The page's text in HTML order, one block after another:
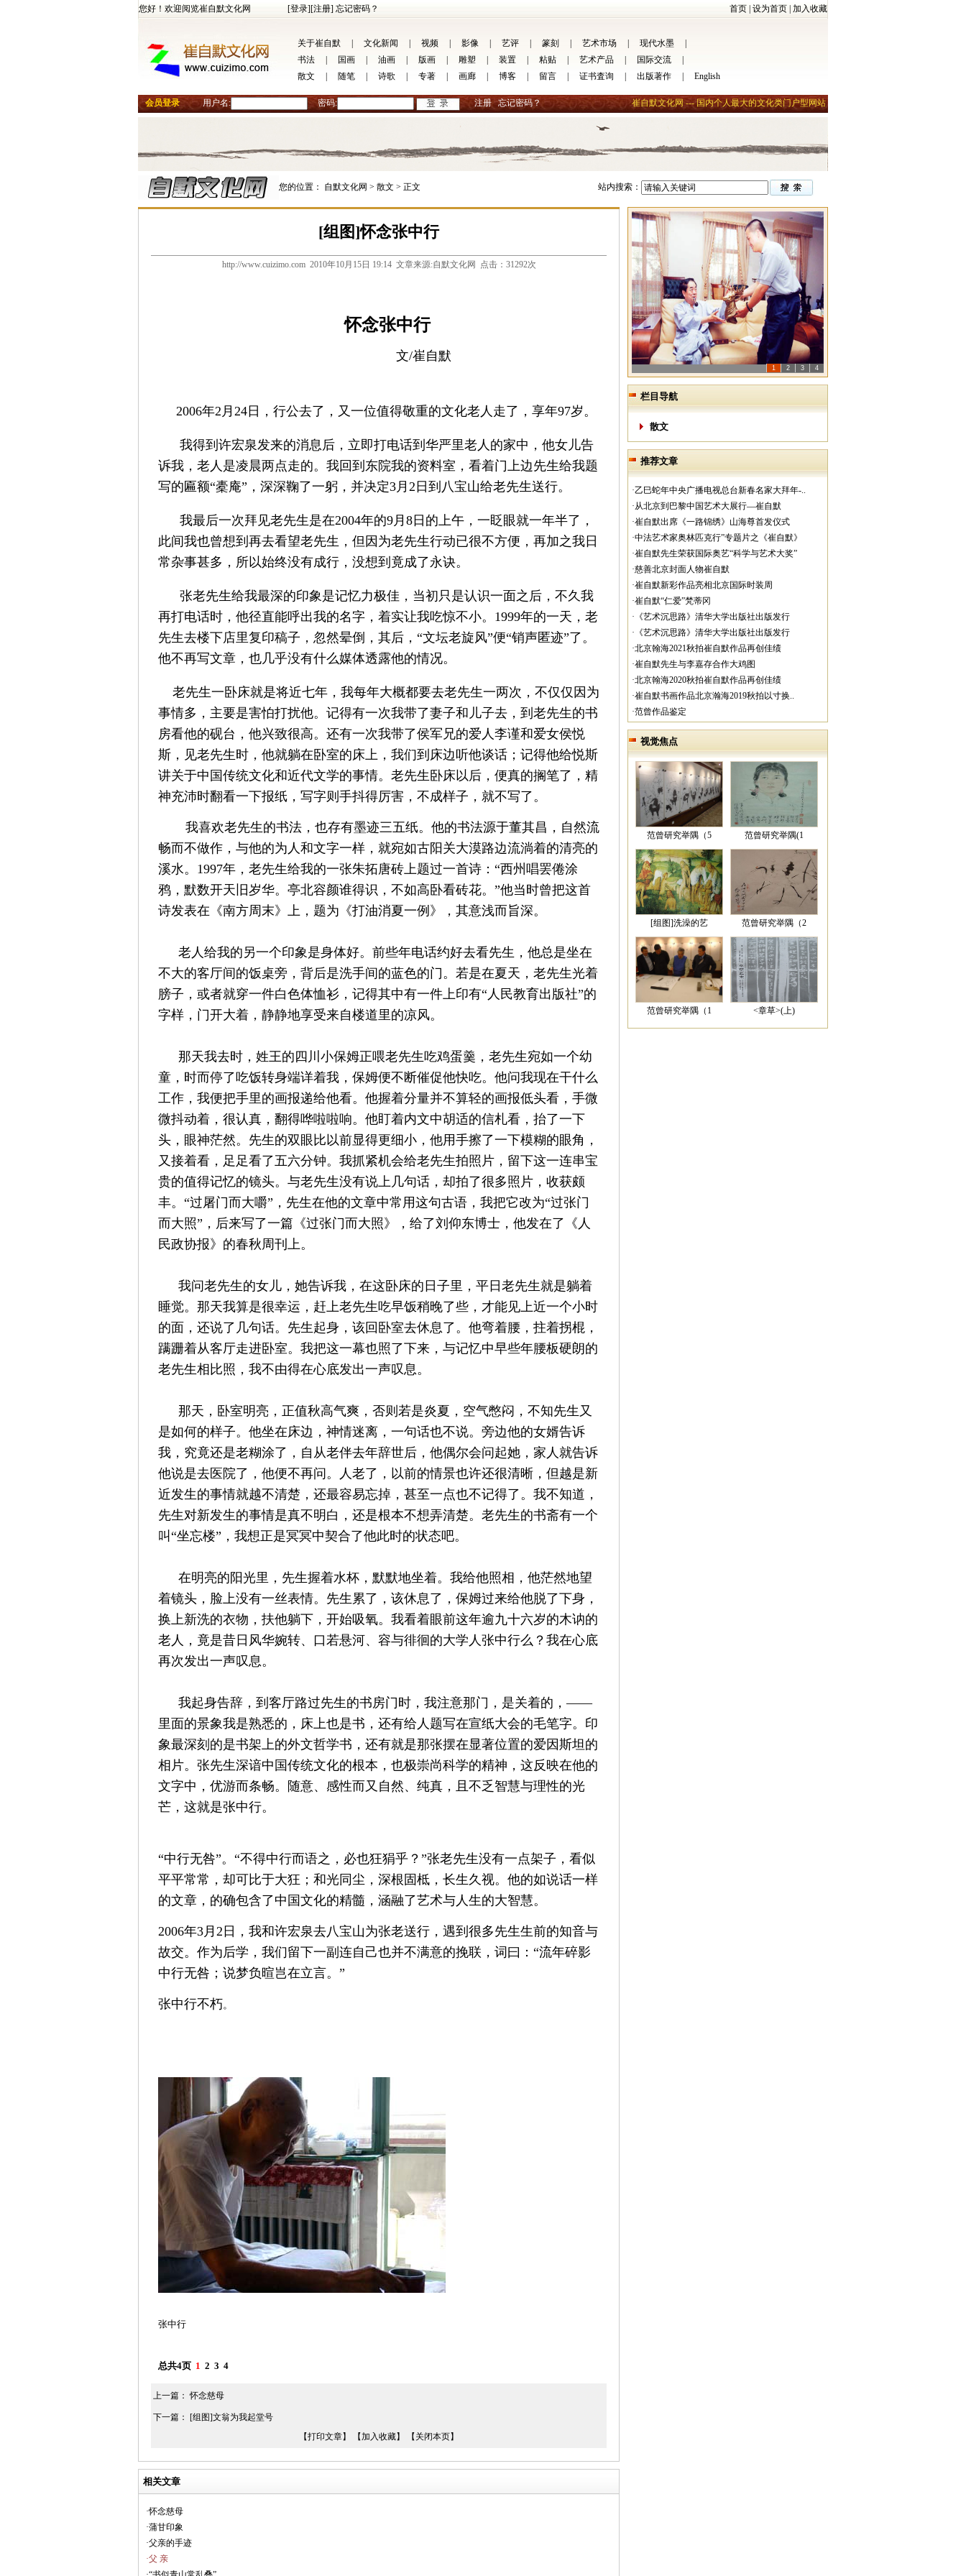
您好！欢迎阅览崔自默文化网 [登录][注册] 忘记密码？ 首页 设为首页 加入收藏
关于崔自默 文化新闻 视频 影像 艺评 篆刻 艺术市场 现代水墨
书法
国画 油画 版画 雕塑 装置 粘贴 艺术产品 国际交流
散文
随笔 诗歌 专著 画廊 博客 留言 证书査询 出版著作 English
会员登录 用户名: 密码: 注册 忘记密码？ 崔自默文化网 --- 国内个人最大的文化类门户型网站
您的位置： 自默文化网 > 散文 > 正文 站内搜索：
[组图]怀念张中行
http://www.cuizimo.com 2010年10月15日 19:14 文章来源:自默文化网 点击：31292次
怀念张中行
文/崔自默
2006年2月24日，行公去了，又一位值得敬重的文化老人走了，享年97岁。
我得到许宏泉发来的消息后，立即打电话到华严里老人的家中，他女儿告
诉我，老人是凌晨两点走的。我回到东院我的资料室，看着门上边先生给我题
写的匾额“橐庵”，深深鞠了一躬，并决定3月2日到八宝山给老先生送行。
我最后一次拜见老先生是在2004年的9月8日的上午，一眨眼就一年半了，
此间我也曾想到再去看望老先生，但因为老先生行动已很不方便，再加之我日
常杂事甚多，所以始终没有成行，没想到竟成了永诀。
张老先生给我最深的印象是记忆力极佳，当初只是认识一面之后，不久我
再打电话时，他径直能呼出我的名字，着实让我吃惊不小。1999年的一天，老
先生去楼下店里复印稿子，忽然晕倒，其后，“文坛老旋风”便“销声匿迹”了。
他不再写文章，也几乎没有什么媒体透露他的情况。
老先生一卧床就是将近七年，我每年大概都要去老先生一两次，不仅仅因为
事情多，主要是害怕打扰他。记得有一次我带了妻子和儿子去，到老先生的书
房看他的砚台，他兴致很高。还有一次我带了侯军兄的爱人李谨和爱女侯悦
斯，见老先生时，他就躺在卧室的床上，我们到床边听他谈话；记得他给悦斯
讲关于中国传统文化和近代文学的事情。老先生卧床以后，便真的搁笔了，精
神充沛时翻看一下报纸，写字则手抖得厉害，不成样子，就不写了。
我喜欢老先生的书法，也存有墨迹三五纸。他的书法源于董其昌，自然流
畅而不做作，与他的为人和文字一样，就宛如古阳关大漠路边流淌着的清亮的
溪水。1997年，老先生给我的一张朱拓唐砖上题过一首诗：“西州唱罢倦涂
鸦，默数开天旧岁华。亭北容颜谁得识，不如高卧看砖花。”他当时曾把这首
诗发表在《南方周末》上，题为《打油消夏一例》，其意浅而旨深。
老人给我的另一个印象是身体好。前些年电话约好去看先生，他总是坐在
不大的客厅间的饭桌旁，背后是洗手间的蓝色的门。若是在夏天，老先生光着
膀子，或者就穿一件白色体恤衫，记得其中有一件上印有“人民教育出版社”的
字样，门开大着，静静地享受来自楼道里的凉风。
那天我去时，姓王的四川小保姆正喂老先生吃鸡蛋羹，老先生宛如一个幼
童，时而停了吃饭转身端详着我，保姆便不断催促他快吃。他问我现在干什么
工作，我便把手里的画报递给他看。他握着分量并不算轻的画报低头看，手微
微抖动着，很认真，翻得哗啦啦响。他盯着内文中胡适的信札看，抬了一下
头，眼神茫然。先生的双眼比以前显得更细小，他用手擦了一下模糊的眼角，
又接着看，足足看了五六分钟。我抓紧机会给老先生拍照片，留下这一连串宝
贵的值得记忆的镜头。与老先生没有说上几句话，却拍了很多照片，收获颇
丰。“过屠门而大嚼”，先生在他的文章中常用这句古语，我把它改为“过张门
而大照”，后来写了一篇《过张门而大照》，给了刘仰东博士，他发在了《人
民政协报》的春秋周刊上。
我问老先生的女儿，她告诉我，在这卧床的日子里，平日老先生就是躺着
睡觉。那天我算是很幸运，赶上老先生吃早饭稍晚了些，才能见上近一个小时
的面，还说了几句话。先生起身，该回卧室去休息了。他弯着腰，拄着拐棍，
蹒跚着从客厅走进卧室。我把这一幕也照了下来，与记忆中早些年腰板硬朗的
老先生相比照，我不由得在心底发出一声叹息。
那天，卧室明亮，正值秋高气爽，否则若是炎夏，空气憋闷，不知先生又
是如何的样子。他坐在床边，神情迷离，一句话也不说。旁边他的女婿告诉
我，究竟还是老糊涂了，自从老伴去年辞世后，他偶尔会问起她，家人就告诉
他说是去医院了，他便不再问。人老了，以前的情景也许还很清晰，但越是新
近发生的事情就越不清楚，还最容易忘掉，甚至一点也不记得了。我不知道，
先生对新发生的事情是真不明白，还是根本不想弄清楚。老先生的书斋有一个
叫“坐忘楼”，我想正是冥冥中契合了他此时的状态吧。
在明亮的阳光里，先生握着水杯，默默地坐着。我给他照相，他茫然地望
着镜头，脸上没有一丝表情。先生累了，该休息了，保姆过来给他脱了下身，
换上新洗的衣物，扶他躺下，开始吸氧。我看着眼前这年逾九十六岁的木讷的
老人，竟是昔日风华婉转、口若悬河、容与徘徊的大学人张中行么？我在心底
再次发出一声叹息。
我起身告辞，到客厅路过先生的书房门时，我注意那门，是关着的，——
里面的景象我是熟悉的，床上也是书，还有给人题写在宣纸大会的毛笔字。印
象最深刻的是书架上的外文哲学书，还有就是那张摆在显著位置的爱因斯坦的
相片。张先生深谙中国传统文化的根本，也极崇尚科学的精神，这反映在他的
文字中，优游而条畅。随意、感性而又自然、纯真，且不乏智慧与理性的光
芒，这就是张中行。
“中行无咎”。“不得中行而语之，必也狂狷乎？”张老先生没有一点架子，看似
平平常常，却可比于大狂；和光同尘，深根固柢，长生久视。他的如说话一样
的文章，的确包含了中国文化的精髓，涵融了艺术与人生的大智慧。
2006年3月2日，我和许宏泉去八宝山为张老送行，遇到很多先生生前的知音与
故交。作为后学，我们留下一副连自己也并不满意的挽联，词曰：“流年碎影
中行无咎；说梦负暄岂在立言。”
张中行不朽。
张中行
总共4页 1 2 3 4
上一篇：怀念慈母
下一篇： [组图]文翁为我起堂号
【打印文章】
【加入收藏】 【关闭本页】
相关文章
·怀念慈母
·蒲甘印象
·父亲的手迹
·父 亲
1 2 3 4
栏目导航
散文
推荐文章
·乙巳蛇年中央广播电视总台新春名家大拜年-..
·从北京到巴黎中国艺术大展行—崔自默
·崔自默出席《一路锦绣》山海尊首发仪式
·中法艺术家奥林匹克行”专题片之《崔自默》
·崔自默先生荣获国际奥艺“科学与艺术大奖”
·慈善北京封面人物崔自默
·崔自默新彩作品亮相北京国际时装周
·崔自默“仁爱”梵蒂冈
·《艺术沉思路》清华大学出版社出版发行
·《艺术沉思路》清华大学出版社出版发行
·北京翰海2021秋拍崔自默作品再创佳绩
·崔自默先生与李嘉存合作大鸡图
·北京翰海2020秋拍崔自默作品再创佳绩
·崔自默书画作品北京瀚海2019秋拍以寸换..
·范曾作品鉴定
视觉焦点
范曾研究举隅（5 范曾研究举隅(1
[组图]洗澡的艺 范曾研究举隅（2
范曾研究举隅（1 <章草>(上)